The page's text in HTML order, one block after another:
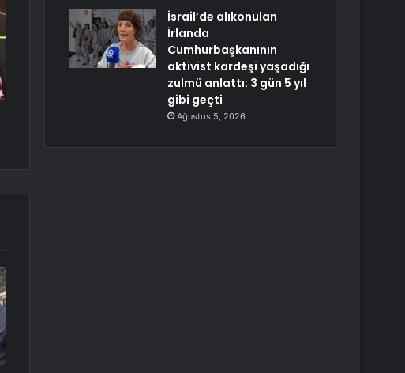
İsrail’de alıkonulan
İrlanda
Cumhurbaşkanının
aktivist kardeşi yaşadığı
zulmü anlattı: 3 gün 5 yıl
gibi geçti
Ağustos 5, 2026